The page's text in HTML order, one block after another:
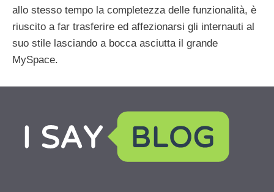
allo stesso tempo la completezza delle funzionalità, è
riuscito a far trasferire ed affezionarsi gli internauti al
suo stile lasciando a bocca asciutta il grande
MySpace.